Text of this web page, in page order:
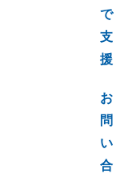
で
支
援
お
問
い
合